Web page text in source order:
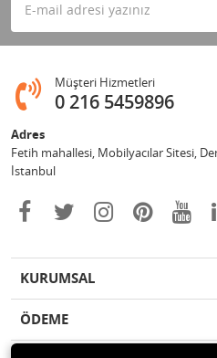
Müşteri Hizmetleri
0 216 5459896
Adres
Fetih mahallesi, Mobilyacılar Sitesi,
İstanbul
KURUMSAL
ÖDEME